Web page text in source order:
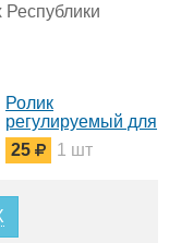
Республики
Ролик
регулируемый для
алюминиевых
лоджий 62 мм
25 1 шт